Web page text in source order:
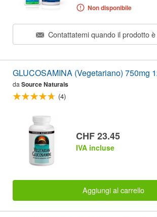
Non disponibile
Contattatemi quando il prodotto
GLUCOSAMINA (Vegetariano) 750mg
da Source Naturals
(4)
CHF 23.45
IVA incluse
Aggiungi al carrello